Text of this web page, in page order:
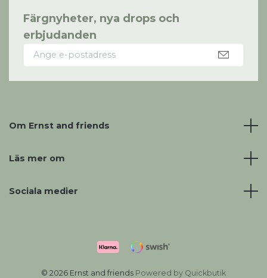
Färgnyheter, nya drops och
erbjudanden
Om Ernst and friends
Läs mer om
Sociala medier
© 2026 Ernst and friends Powered by Quickbutik